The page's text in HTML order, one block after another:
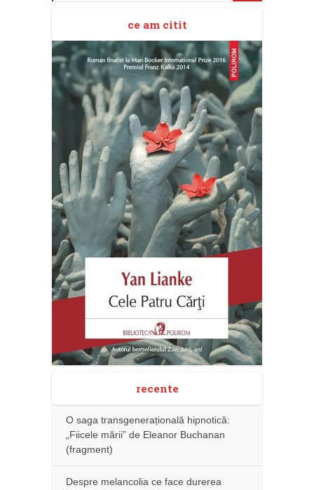
ce am citit
recente
O saga transgenerațională hipnotică:
„Fiicele mării” de Eleanor Buchanan
(fragment)
Despre melancolia ce face durerea